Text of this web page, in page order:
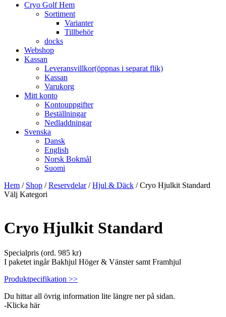
Cryo Golf Hem
Sortiment
Varianter
Tillbehör
docks
Webshop
Kassan
Leveransvillkor(öppnas i separat flik)
Kassan
Varukorg
Mitt konto
Kontouppgifter
Beställningar
Nedladdningar
Svenska
Dansk
English
Norsk Bokmål
Suomi
Hem / Shop /Reservdelar/Hjul & Däck / Cryo Hjulkit Standard
Välj Kategori
Cryo Hjulkit Standard
Specialpris (ord. 985 kr)
I paketet ingår Bakhjul Höger & Vänster samt Framhjul
Produktpecifikation >>
Du hittar all övrig information lite längre ner på sidan.
-Klicka här